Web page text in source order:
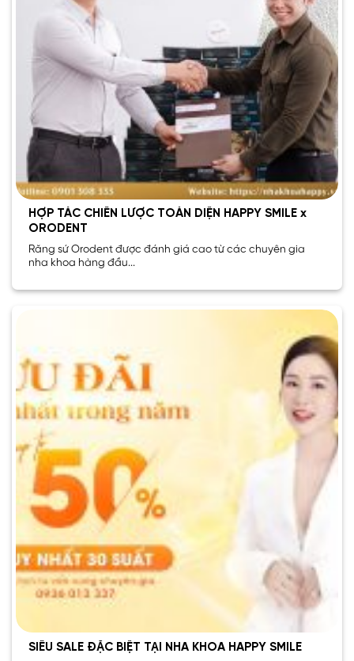
HỢP TÁC CHIẾN LƯỢC TOÀN DIỆN HAPPY SMILE x
ORODENT
Răng sứ Orodent được đánh giá cao từ các chuyên gia
nha khoa hàng đầu...
SIÊU SALE ĐẶC BIỆT TẠI NHA KHOA HAPPY SMILE